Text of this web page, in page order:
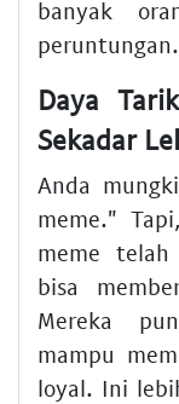
banyak
peruntungan.
Daya
Sekadar
Anda
meme."
meme telah
bisa
Mereka
mampu
loyal. Ini